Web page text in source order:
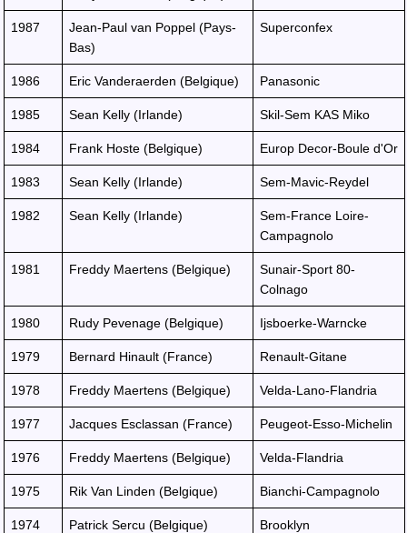
1987
Jean-Paul van Poppel (Pays-
Bas)
Superconfex
1986 Eric Vanderaerden (Belgique) Panasonic
1985 Sean Kelly (Irlande) Skil-Sem KAS Miko
1984 Frank Hoste (Belgique) Europ Decor-Boule d'Or
1983 Sean Kelly (Irlande) Sem-Mavic-Reydel
1982 Sean Kelly (Irlande)
Sem-France Loire-
Campagnolo
1981 Freddy Maertens (Belgique)
Sunair-Sport 80-
Colnago
1980 Rudy Pevenage (Belgique) Ijsboerke-Warncke
1979 Bernard Hinault (France) Renault-Gitane
1978 Freddy Maertens (Belgique) Velda-Lano-Flandria
1977 Jacques Esclassan (France) Peugeot-Esso-Michelin
1976 Freddy Maertens (Belgique) Velda-Flandria
1975 Rik Van Linden (Belgique) Bianchi-Campagnolo
1974 Patrick Sercu (Belgique) Brooklyn